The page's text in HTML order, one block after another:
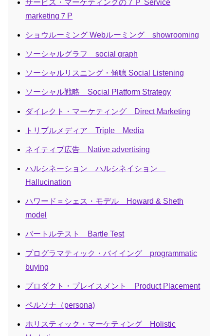
サービス・マーケティングの７Ｐ Service
marketing７P
ショウルーミング Webルーミング showrooming
ソーシャルグラフ social graph
ソーシャルリスニング・傾聴 Social Listening
ソーシャル戦略 Social Platform Strategy
ダイレクト・マーケティング Direct Marketing
トリプルメディア Triple Media
ネイティブ広告 Native advertising
ハルシネーション ハルシネイション
Hallucination
ハワード＝シェス・モデル Howard & Sheth
model
バートルテスト Bartle Test
プログラマティック・バイイング programmatic
buying
プロダクト・プレイスメント Product Placement
ペルソナ（persona)
ホリスティック・マーケティング Holistic